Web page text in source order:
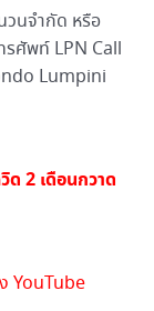
นจำกัด หรือ
รศัพท์ LPN Call
Lumpini
2 เดือนกวาด
YouTube